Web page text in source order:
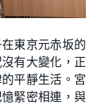
東京元赤坂的
有大變化，正
平靜生活。宮
緊密相連，與